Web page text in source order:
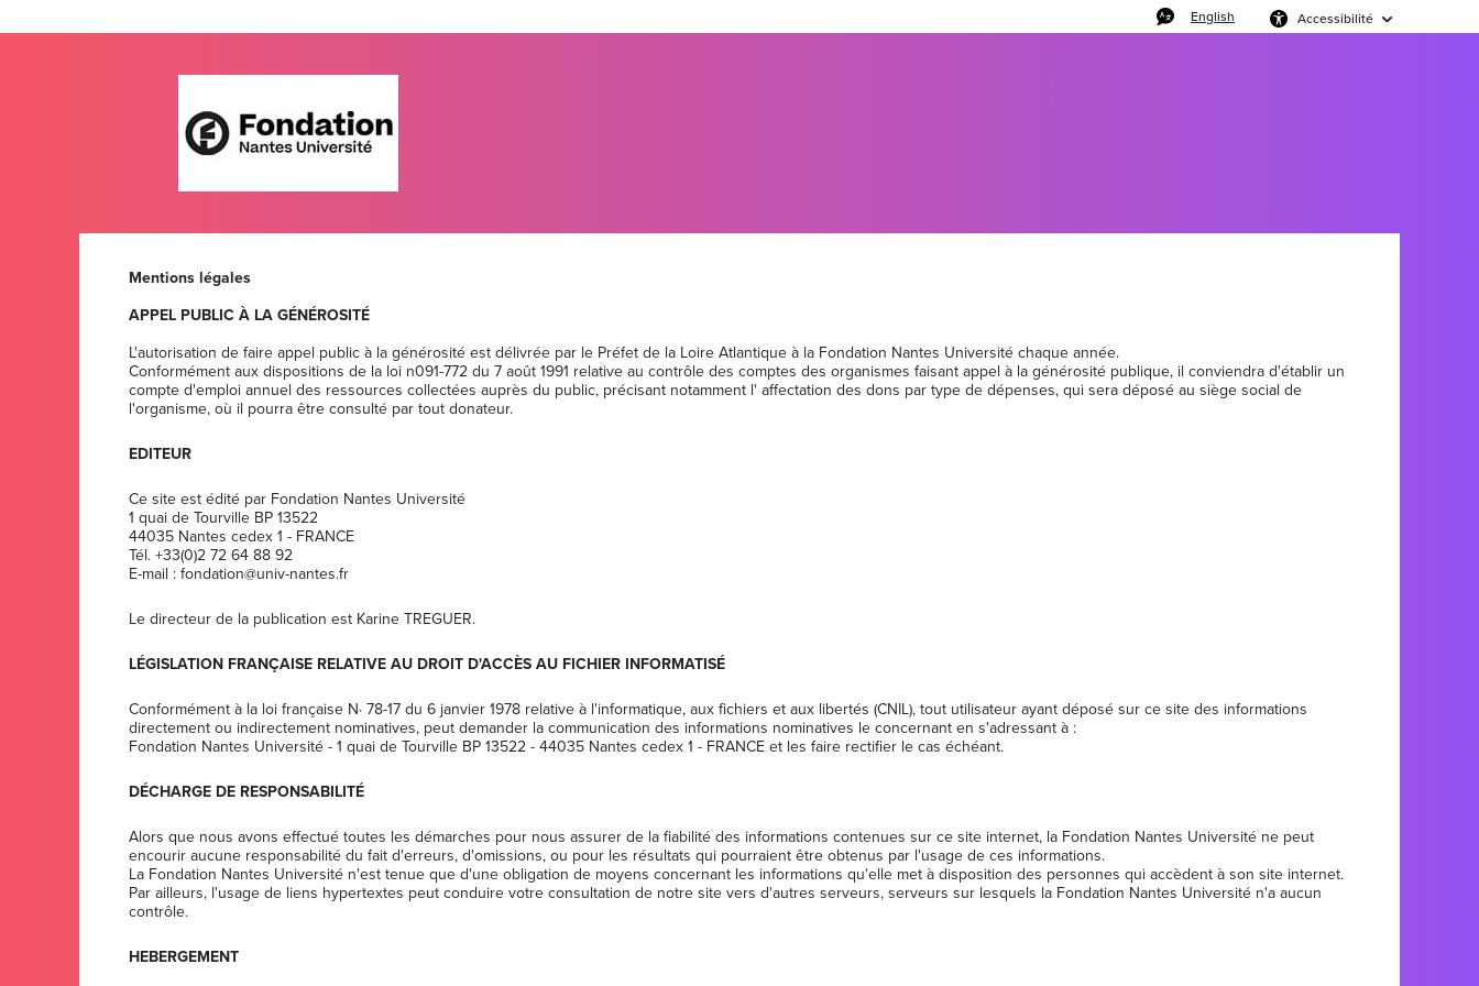
English Accessibilité
Mentions légales
APPEL PUBLIC À LA GÉNÉROSITÉ
L'autorisation de faire appel public à la générosité est délivrée par le Préfet de la Loire Atlantique à la Fondation Nantes Université chaque année.
Conformément aux dispositions de la loi n091-772 du 7 août 1991 relative au contrôle des comptes des organismes faisant appel à la générosité publique, il conviendra d'établir un
compte d'emploi annuel des ressources collectées auprès du public, précisant notamment l' affectation des dons par type de dépenses, qui sera déposé au siège social de
l'organisme, où il pourra être consulté par tout donateur.
EDITEUR
Ce site est édité par Fondation Nantes Université
1 quai de Tourville BP 13522
44035 Nantes cedex 1 - FRANCE
Tél. +33(0)2 72 64 88 92
E-mail : fondation@univ-nantes.fr
Le directeur de la publication est Karine TREGUER.
LÉGISLATION FRANÇAISE RELATIVE AU DROIT D'ACCÈS AU FICHIER INFORMATISÉ
Conformément à la loi française N· 78-17 du 6 janvier 1978 relative à l'informatique, aux fichiers et aux libertés (CNIL), tout utilisateur ayant déposé sur ce site des informations
directement ou indirectement nominatives, peut demander la communication des informations nominatives le concernant en s'adressant à :
Fondation Nantes Université - 1 quai de Tourville BP 13522 - 44035 Nantes cedex 1 - FRANCE et les faire rectifier le cas échéant.
DÉCHARGE DE RESPONSABILITÉ
Alors que nous avons effectué toutes les démarches pour nous assurer de la fiabilité des informations contenues sur ce site internet, la Fondation Nantes Université ne peut
encourir aucune responsabilité du fait d'erreurs, d'omissions, ou pour les résultats qui pourraient être obtenus par l'usage de ces informations.
La Fondation Nantes Université n'est tenue que d'une obligation de moyens concernant les informations qu'elle met à disposition des personnes qui accèdent à son site internet.
Par ailleurs, l'usage de liens hypertextes peut conduire votre consultation de notre site vers d'autres serveurs, serveurs sur lesquels la Fondation Nantes Université n'a aucun
contrôle.
HEBERGEMENT